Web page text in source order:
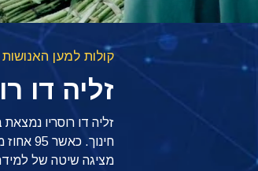
קולות למען האנושות
זליה דו
זליה דו רוסריו
חינוך.
מציגה שיטה של